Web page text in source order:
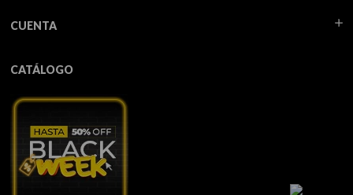
CUENTA
CATÁLOGO